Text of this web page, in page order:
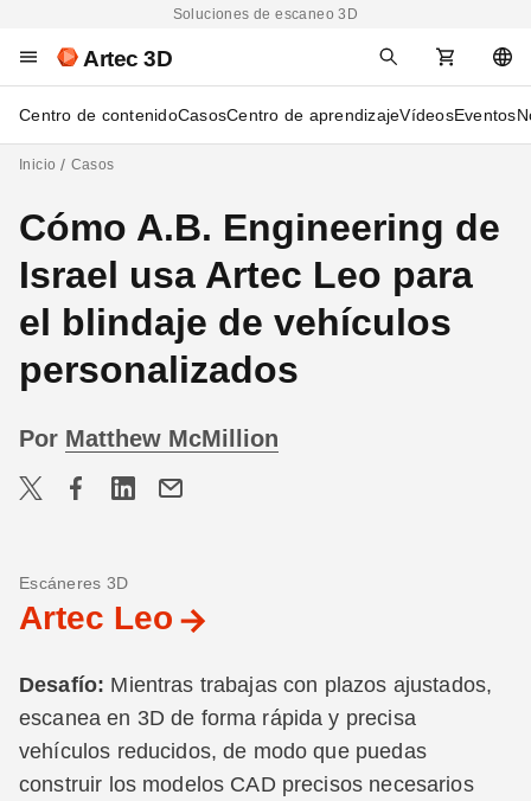
Soluciones de escaneo 3D
Artec 3D
Centro de contenidoCasosCentro de aprendizajeVídeosEventos
Inicio Casos
Cómo A.B. Engineering de
Israel usa Artec Leo para
el blindaje de vehículos
personalizados
Por Matthew McMillion
Escáneres 3D
Artec Leo
Desafío: Mientras trabajas con plazos ajustados,
escanea en 3D de forma rápida y precisa
vehículos reducidos, de modo que puedas
construir los modelos CAD precisos necesarios